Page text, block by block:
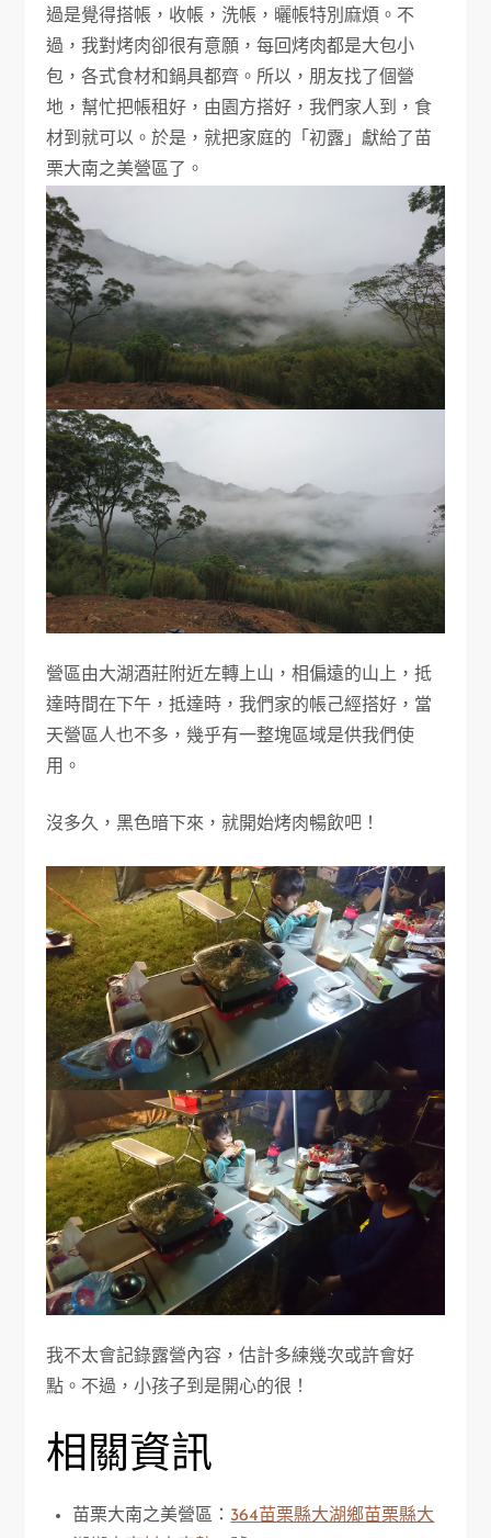
過是覺得搭帳，收帳，洗帳，曬帳特別麻煩。不
過，我對烤肉卻很有意願，每回烤肉都是大包小
包，各式食材和鍋具都齊。所以，朋友找了個營
地，幫忙把帳租好，由園方搭好，我們家人到，食
材到就可以。於是，就把家庭的「初露」獻給了苗
栗大南之美營區了。
營區由大湖酒莊附近左轉上山，相偏遠的山上，抵
達時間在下午，抵達時，我們家的帳己經搭好，當
天營區人也不多，幾乎有一整塊區域是供我們使
用。
沒多久，黑色暗下來，就開始烤肉暢飲吧！
我不太會記錄露營內容，估計多練幾次或許會好
點。不過，小孩子到是開心的很！
相關資訊
苗栗大南之美營區： 364苗栗縣大湖鄉苗栗縣大